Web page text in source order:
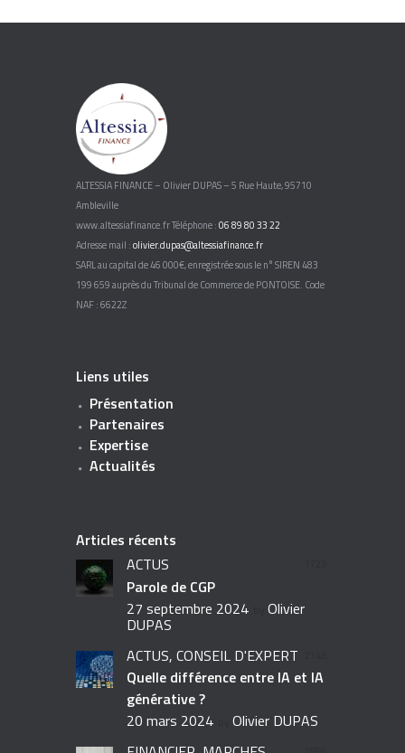
ALTESSIA FINANCE – Olivier DUPAS – 5 Rue Haute, 95710
Ambleville
www.altessiafinance.fr Téléphone :06 89 80 33 22
Adresse mail :olivier.dupas@altessiafinance.fr
SARL au capital de 46 000€, enregistrée sous le n° SIREN 483
199 659 auprès du Tribunal de Commerce de PONTOISE. Code
NAF : 6622Z
Liens utiles
Présentation
Partenaires
Expertise
Actualités
Articles récents
ACTUS
Parole de CGP
27 septembre 2024
Olivier
DUPAS
ACTUS, CONSEIL D'EXPERT
Quelle différence entre IA et IA
générative ?
20 mars 2024
Olivier DUPAS